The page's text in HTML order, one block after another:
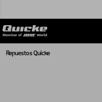
Repuestos Quicke